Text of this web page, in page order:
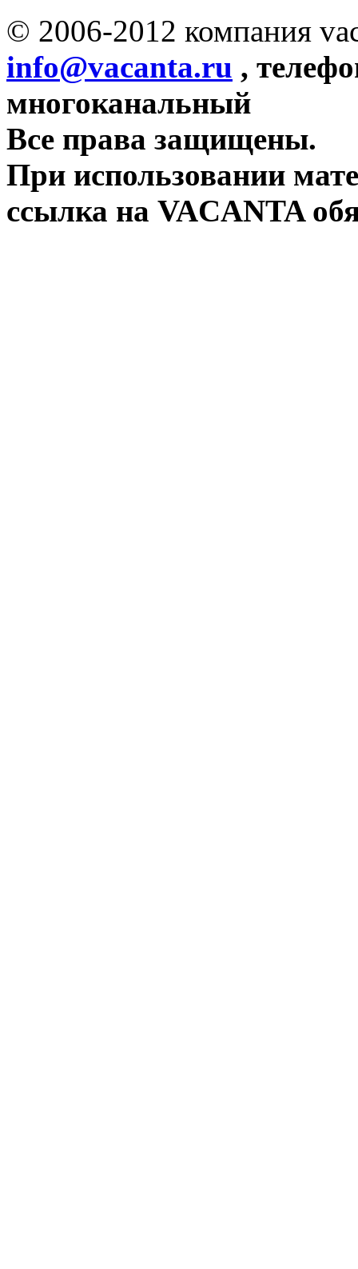
© 2006-2012 компания
info@vacanta.ru ,
многоканальный
Все права защищены.
При использовании
ссылка на VACANTA